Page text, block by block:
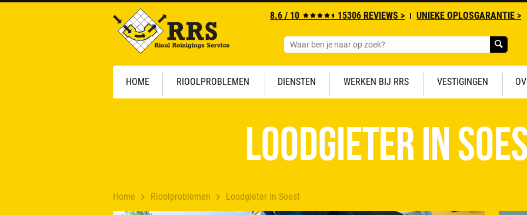
8.6 / 10 15306 REVIEWS > UNIEKE OPLOSGARANTIE >
HOME RIOOLPROBLEMEN DIENSTEN WERKEN BIJ RRS VESTIGINGEN
Home Rioolproblemen Loodgieter in Soest
Loodgieter in